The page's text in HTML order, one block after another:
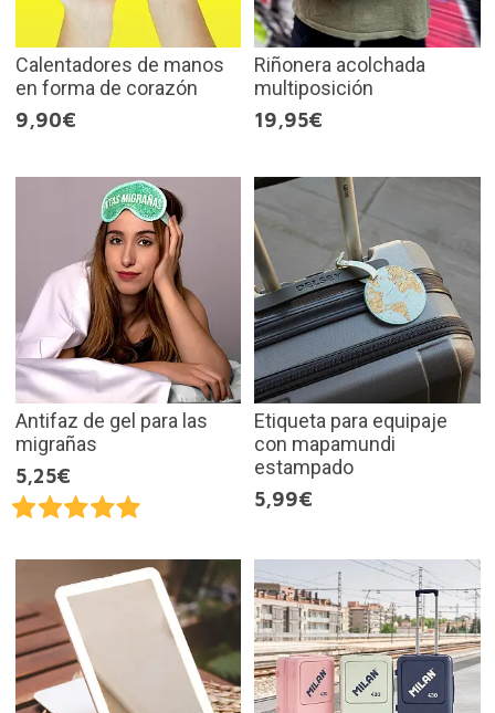
Calentadores de manos
en forma de corazón
9,90€
Riñonera acolchada
multiposición
19,95€
Antifaz de gel para las
migrañas
5,25€
Etiqueta para equipaje
con mapamundi
estampado
5,99€